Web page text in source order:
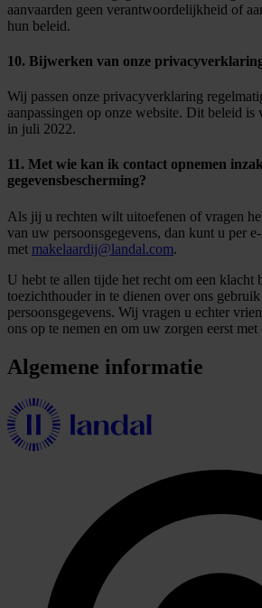
aanvaarden geen verantwoordelijkheid of
hun beleid.
10. Bijwerken van onze
Wij passen onze privacyverklaring
aanpassingen op onze website. Dit beleid is
in juli 2022.
11. Met wie kan ik contact opnemen
gegevensbescherming?
Als jij u rechten wilt uitoefenen of vragen
van uw persoonsgegevens, dan kunt u per
met makelaardij@landal.com.
U hebt te allen tijde het recht om een klacht
toezichthouder in te dienen over ons
persoonsgegevens. Wij vragen u echter
ons op te nemen en om uw zorgen eerst met
Algemene informatie